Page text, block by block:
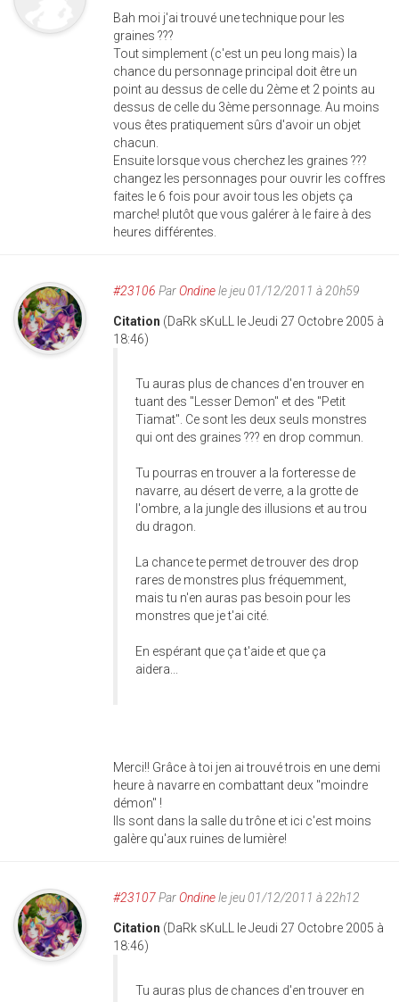
Bah moi j'ai trouvé une technique pour les
graines ???
Tout simplement (c'est un peu long mais) la
chance du personnage principal doit être un
point au dessus de celle du 2ème et 2 points au
dessus de celle du 3ème personnage. Au moins
vous êtes pratiquement sûrs d'avoir un objet
chacun.
Ensuite lorsque vous cherchez les graines ???
changez les personnages pour ouvrir les coffres
faites le 6 fois pour avoir tous les objets ça
marche! plutôt que vous galérer à le faire à des
heures différentes.
#23106 ParOndinele jeu 01/12/2011 à 20h59
Citation (DaRk sKuLL le Jeudi 27 Octobre 2005 à
18:46)
Tu auras plus de chances d'en trouver en
tuant des "Lesser Demon" et des "Petit
Tiamat". Ce sont les deux seuls monstres
qui ont des graines ??? en drop commun.
Tu pourras en trouver a la forteresse de
navarre, au désert de verre, a la grotte de
l'ombre, a la jungle des illusions et au trou
du dragon.
La chance te permet de trouver des drop
rares de monstres plus fréquemment,
mais tu n'en auras pas besoin pour les
monstres que je t'ai cité.
En espérant que ça t'aide et que ça
aidera...
Merci!! Grâce à toi jen ai trouvé trois en une demi
heure à navarre en combattant deux "moindre
démon" !
Ils sont dans la salle du trône et ici c'est moins
galère qu'aux ruines de lumière!
#23107ParOndinele jeu 01/12/2011 à 22h12
Citation (DaRk sKuLL le Jeudi 27 Octobre 2005 à
18:46)
Tu auras plus de chances d'en trouver en